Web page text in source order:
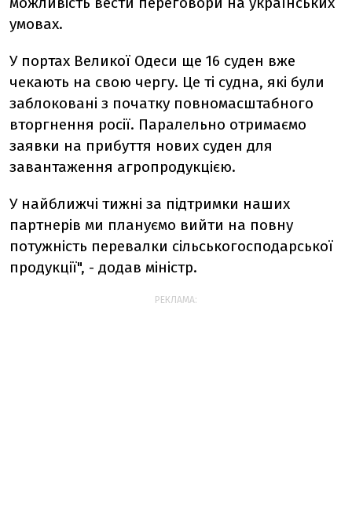
умовах.
У портах Великої Одеси ще 16 суден вже
чекають на свою чергу. Це ті судна, які були
заблоковані з початку повномасштабного
вторгнення росії. Паралельно отримаємо
заявки на прибуття нових суден для
завантаження агропродукцією.
У найближчі тижні за підтримки наших
партнерів ми плануємо вийти на повну
потужність перевалки сільськогосподарської
продукції", - додав міністр.
РЕКЛАМА: